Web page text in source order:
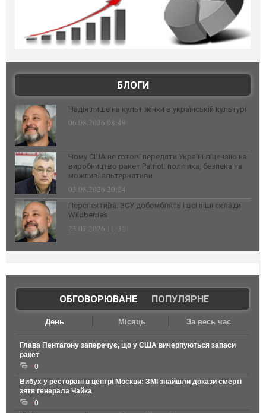
БЛОГИ
Надія лише на культ жінки в українській культурі
06.08.2026 08:49
Чому США не готові передати Україні ліцензію на
виробництво ракет Patriot: політика, безпека та
можливі альтернативи
03.08.2026 20:24
Перспектива: ЗСУ добомблять і всі інші склади
Wildberries
23.07.2026 11:31
ОБГОВОРЮВАНЕ| ПОПУЛЯРНЕ
День Місяць За весь час
Глава Пентагону заперечує, що у США вичерпуються запаси
ракет
0
Вибух у ресторані в центрі Москви: ЗМІ знайшли докази смерті
зятя генерала Чайка
0